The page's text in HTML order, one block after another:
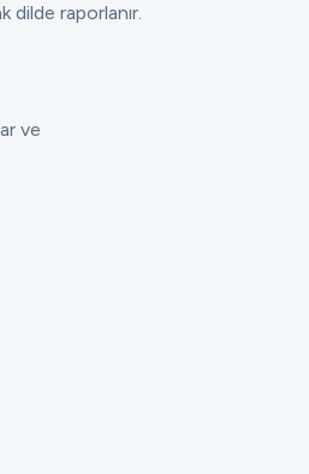
dilde raporlanır.
ve